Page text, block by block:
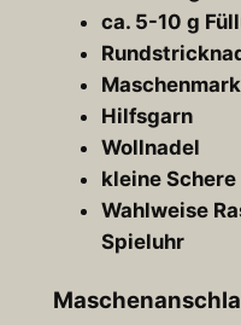
ca. 5-10 g
Hilfsgarn
Wollnadel
kleine Schere
Wahlweise
Spieluhr